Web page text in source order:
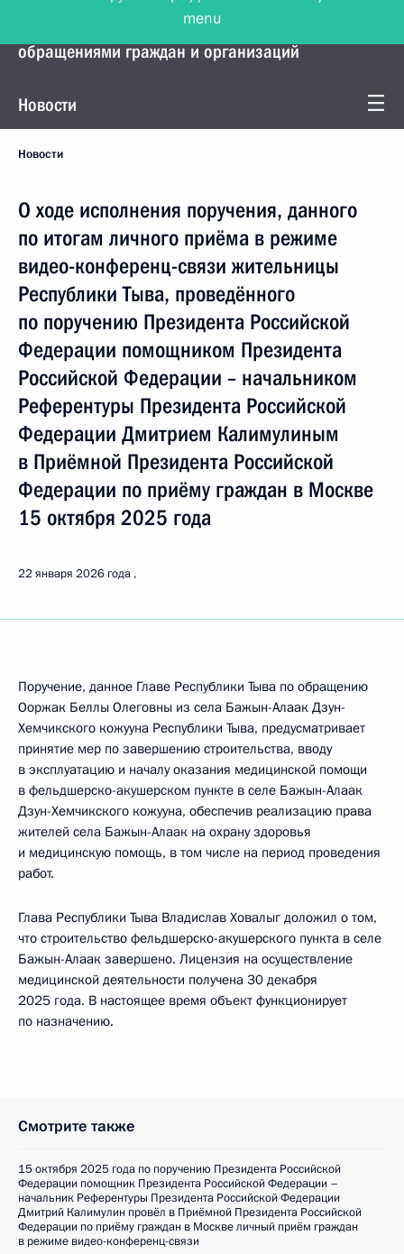
Управление Президента по работе с
обращениями граждан и организаций
Новости
Новости
О ходе исполнения поручения, данного
по итогам личного приёма в режиме
видео-конференц-связи жительницы
Республики Тыва, проведённого
по поручению Президента Российской
Федерации помощником Президента
Российской Федерации – начальником
Референтуры Президента Российской
Федерации Дмитрием Калимулиным
в Приёмной Президента Российской
Федерации по приёму граждан в Москве
15 октября 2025 года
22 января 2026 года
Поручение, данное Главе Республики Тыва по обращению
Ооржак Беллы Олеговны из села Бажын-Алаак Дзун-
Хемчикского кожууна Республики Тыва, предусматривает
принятие мер по завершению строительства, вводу
в эксплуатацию и началу оказания медицинской помощи
в фельдшерско-акушерском пункте в селе Бажын-Алаак
Дзун-Хемчикского кожууна, обеспечив реализацию права
жителей села Бажын-Алаак на охрану здоровья
и медицинскую помощь, в том числе на период проведения
работ.
Глава Республики Тыва Владислав Ховалыг доложил о том,
что строительство фельдшерско-акушерского пункта в селе
Бажын-Алаак завершено. Лицензия на осуществление
медицинской деятельности получена 30 декабря
2025 года. В настоящее время объект функционирует
по назначению.
Смотрите также
15 октября 2025 года по поручению Президента Российской
Федерации помощник Президента Российской Федерации –
начальник Референтуры Президента Российской Федерации
Дмитрий Калимулин провёл в Приёмной Президента Российской
Федерации по приёму граждан в Москве личный приём граждан
в режиме видео-конференц-связи
menu